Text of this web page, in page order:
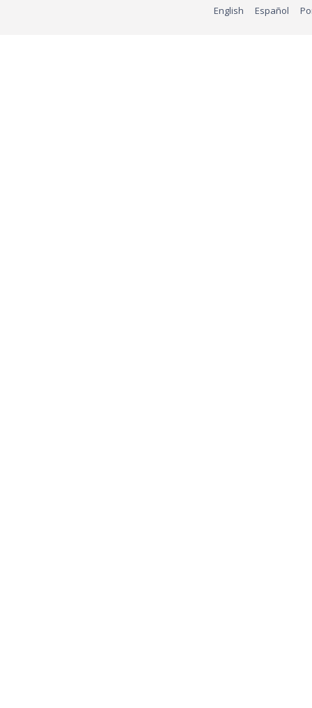
English Español